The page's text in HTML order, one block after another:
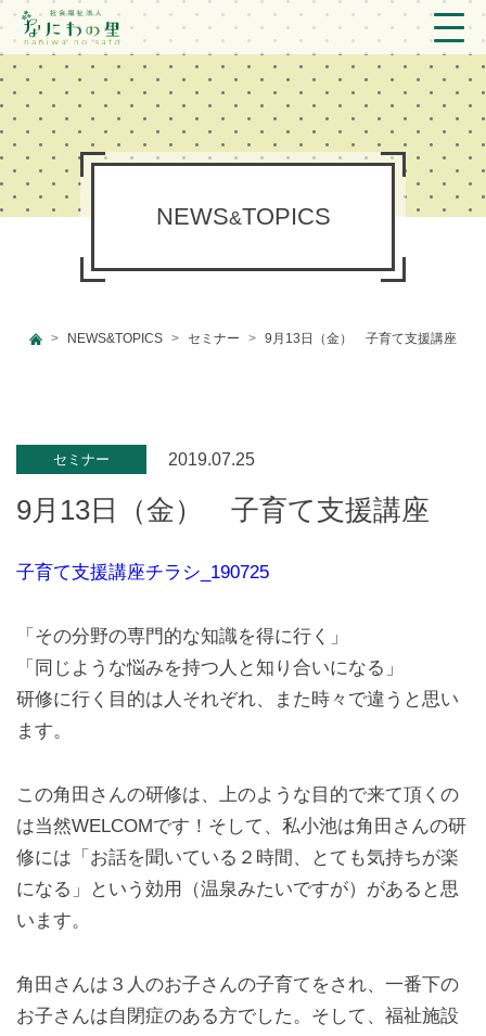
トップ
法人概要/アクセス
こども/相談支援
新着情報
プライバシーポリシー
NEWS&TOPICS
NEWS&TOPICS セミナー 9月13日（金） 子育て支援講座
セミナー 2019.07.25
9月13日（金） 子育て支援講座
子育て支援講座チラシ_190725
「その分野の専門的な知識を得に行く」
「同じような悩みを持つ人と知り合いになる」
研修に行く目的は人それぞれ、また時々で違うと思い
ます。
この角田さんの研修は、上のような目的で来て頂くの
は当然WELCOMです！そして、私小池は角田さんの研
修には「お話を聞いている２時間、とても気持ちが楽
になる」という効用（温泉みたいですが）があると思
います。
角田さんは３人のお子さんの子育てをされ、一番下の
お子さんは自閉症のある方でした。そして、福祉施設